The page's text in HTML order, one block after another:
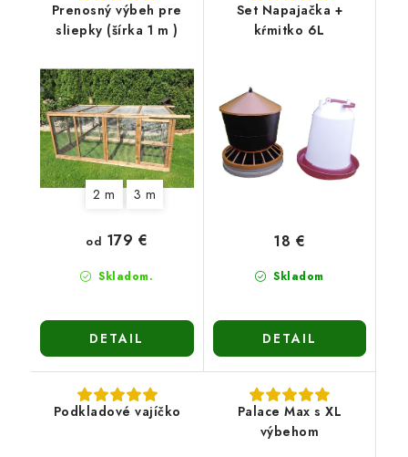
Prenosný výbeh pre
sliepky (šírka 1 m )
2 m 3 m
Skladom.
od 179 €
DETAIL
Set Napajačka +
kŕmitko 6L
Skladom
18 €
DETAIL
Podkladové vajíčko
Palace Max s XL
výbehom